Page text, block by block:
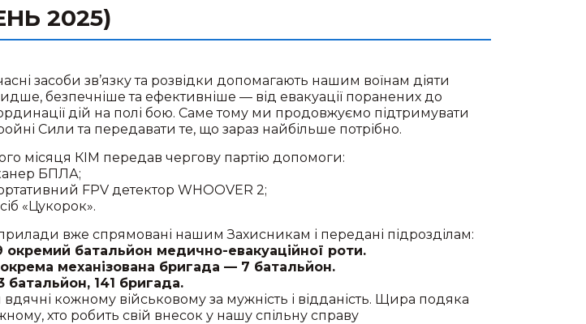
2025)
засоби зв’язку та розвідки допомагають нашим воїнам діяти
безпечніше та ефективніше — від евакуації поранених до
дій на полі бою. Саме тому ми продовжуємо підтримувати
Сили та передавати те, що зараз найбільше потрібно.
місяця КІМ передав чергову партію допомоги:
БПЛА;
FPV детектор WHOOVER 2;
«Цукорок».
вже спрямовані нашим Захисникам і передані підрозділам:
окремий батальйон медично-евакуаційної роти.
механізована бригада — 7 батальйон.
батальйон, 141 бригада.
кожному військовому за мужність і відданість. Щира подяка
хто робить свій внесок у нашу спільну справу